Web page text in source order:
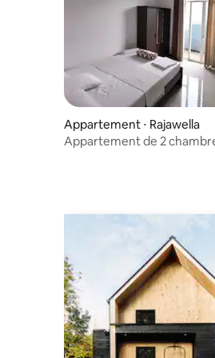
Appartement ⋅ Rajawella
Appartement de 2